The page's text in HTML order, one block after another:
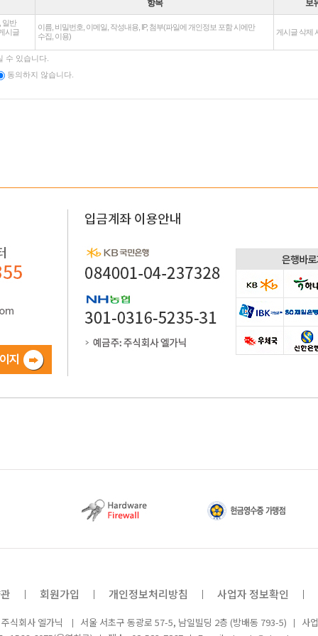
항목 보
일반
시글
이름, 비밀번호, 이메일, 작성내용, IP, 첨부(파일에 개인정보 포함 시에만
수집, 이용)
게시글 삭제
수 있습니다.
동의하지 않습니다.
회원가입 개인정보처리방침 사업자 정보확인
식회사 엘가닉 서울 서초구 동광로 57-5, 남일빌딩 2층 (방배동 793-5)
사